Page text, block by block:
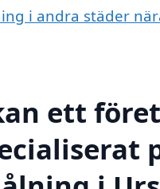
i andra städer
ett